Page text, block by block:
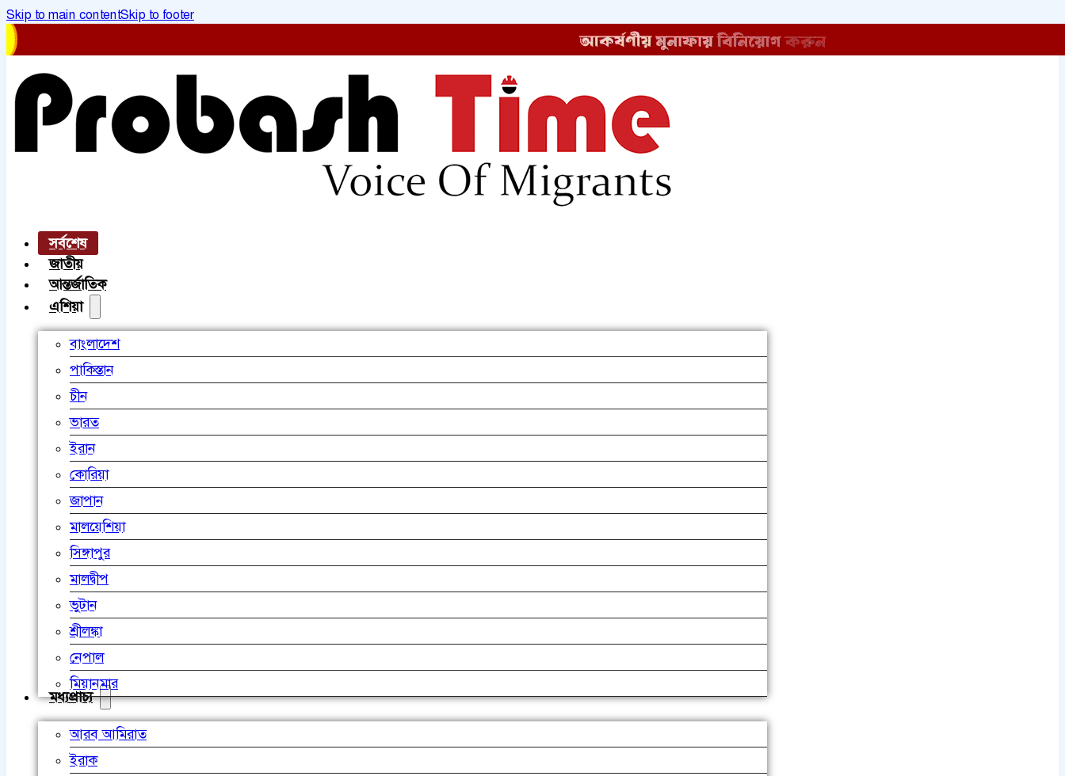
Skip to main contentSkip to footer
সর্বশেষ
জাতীয়
আন্তর্জাতিক
এশিয়া
বাংলাদেশ
পাকিস্তান
চীন
ভারত
ইরান
কোরিয়া
জাপান
মালয়েশিয়া
সিঙ্গাপুর
মালদ্বীপ
ভুটান
শ্রীলঙ্কা
নেপাল
মিয়ানমার
মধ্যপ্রাচ্য
আরব আমিরাত
ইরাক